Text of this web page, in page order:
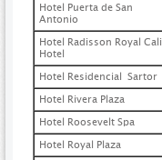
Hotel Puerta de San
Antonio
Hotel Radisson Royal Cali
Hotel
Hotel Residencial Sartor
Hotel Rivera Plaza
Hotel Roosevelt Spa
Hotel Royal Plaza